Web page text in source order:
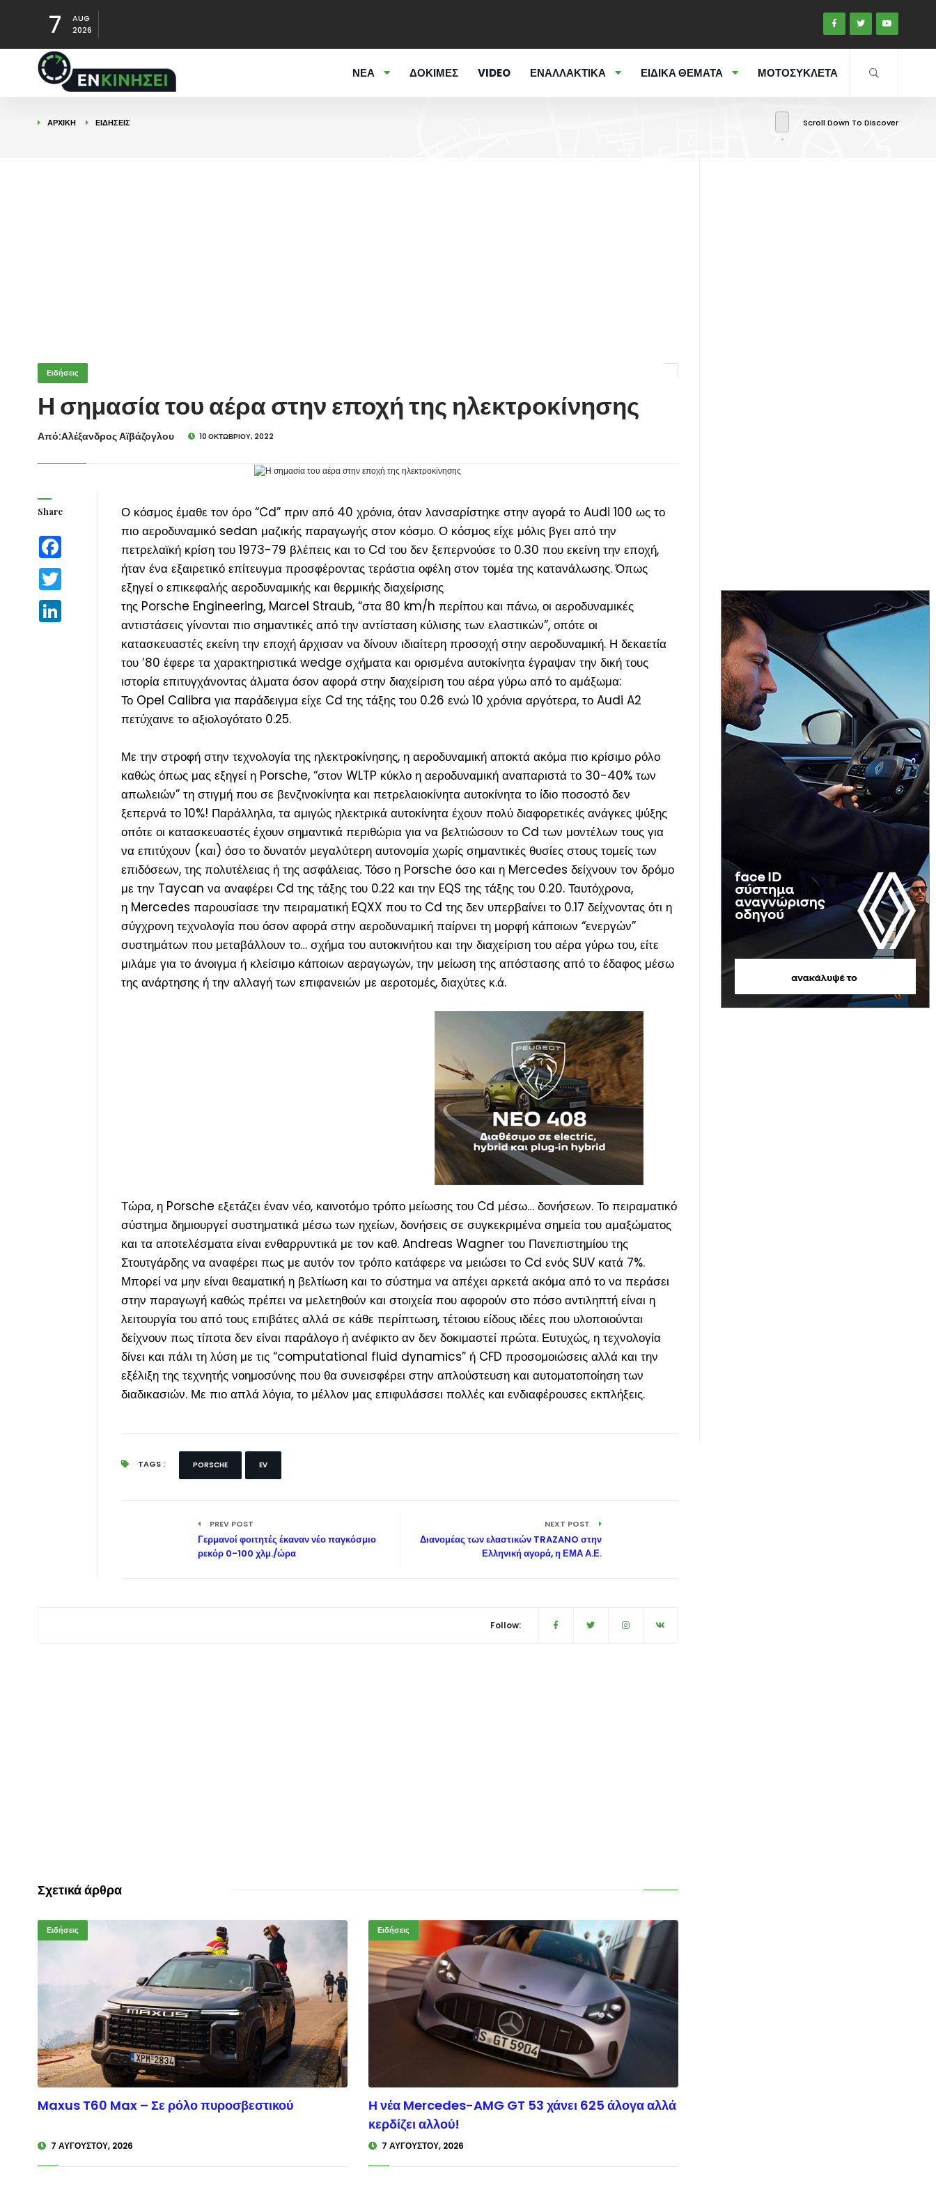
7
AUG
2026
ΝΕΑ ΔΟΚΙΜΕΣ VIDEO ΕΝΑΛΛΑΚΤΙΚΑ ΕΙΔΙΚΑ ΘΕΜΑΤΑ ΜΟΤΟΣΥΚΛΕΤΑ
ΑΡΧΙΚΉ ΕΙΔΉΣΕΙΣ Scroll Down To Discover
Ειδήσεις
Η σημασία του αέρα στην εποχή της ηλεκτροκίνησης
Από:Aλέξανδρος Αϊβάζογλου 10 ΟΚΤΩΒΡΊΟΥ, 2022
Share
Facebook
Twitter
LinkedIn
Ο κόσμος έμαθε τον όρο “Cd” πριν από 40 χρόνια, όταν λανσαρίστηκε στην αγορά το Audi 100 ως το
πιο αεροδυναμικό sedan μαζικής παραγωγής στον κόσμο. Ο κόσμος είχε μόλις βγει από την
πετρελαϊκή κρίση του 1973-79 βλέπεις και το Cd του δεν ξεπερνούσε το 0.30 που εκείνη την εποχή,
ήταν ένα εξαιρετικό επίτευγμα προσφέροντας τεράστια οφέλη στον τομέα της κατανάλωσης. Όπως
εξηγεί ο επικεφαλής αεροδυναμικής και θερμικής διαχείρισης
της Porsche Engineering, Marcel Straub, “στα 80 km/h περίπου και πάνω, οι αεροδυναμικές
αντιστάσεις γίνονται πιο σημαντικές από την αντίσταση κύλισης των ελαστικών”, οπότε οι
κατασκευαστές εκείνη την εποχή άρχισαν να δίνουν ιδιαίτερη προσοχή στην αεροδυναμική. Η δεκαετία
του ’80 έφερε τα χαρακτηριστικά wedge σχήματα και ορισμένα αυτοκίνητα έγραψαν την δική τους
ιστορία επιτυγχάνοντας άλματα όσον αφορά στην διαχείριση του αέρα γύρω από το αμάξωμα:
Το Opel Calibra για παράδειγμα είχε Cd της τάξης του 0.26 ενώ 10 χρόνια αργότερα, το Audi A2
πετύχαινε το αξιολογότατο 0.25.
Με την στροφή στην τεχνολογία της ηλεκτροκίνησης, η αεροδυναμική αποκτά ακόμα πιο κρίσιμο ρόλο
καθώς όπως μας εξηγεί η Porsche, “στον WLTP κύκλο η αεροδυναμική αναπαριστά το 30-40% των
απωλειών” τη στιγμή που σε βενζινοκίνητα και πετρελαιοκίνητα αυτοκίνητα το ίδιο ποσοστό δεν
ξεπερνά το 10%! Παράλληλα, τα αμιγώς ηλεκτρικά αυτοκίνητα έχουν πολύ διαφορετικές ανάγκες ψύξης
οπότε οι κατασκευαστές έχουν σημαντικά περιθώρια για να βελτιώσουν το Cd των μοντέλων τους για
να επιτύχουν (και) όσο το δυνατόν μεγαλύτερη αυτονομία χωρίς σημαντικές θυσίες στους τομείς των
επιδόσεων, της πολυτέλειας ή της ασφάλειας. Τόσο η Porsche όσο και η Mercedes δείχνουν τον δρόμο
με την Taycan να αναφέρει Cd της τάξης του 0.22 και την EQS της τάξης του 0.20. Ταυτόχρονα,
η Mercedes παρουσίασε την πειραματική EQXX που το Cd της δεν υπερβαίνει το 0.17 δείχνοντας ότι η
σύγχρονη τεχνολογία που όσον αφορά στην αεροδυναμική παίρνει τη μορφή κάποιων “ενεργών”
συστημάτων που μεταβάλλουν το… σχήμα του αυτοκινήτου και την διαχείριση του αέρα γύρω του, είτε
μιλάμε για το άνοιγμα ή κλείσιμο κάποιων αεραγωγών, την μείωση της απόστασης από το έδαφος μέσω
της ανάρτησης ή την αλλαγή των επιφανειών με αεροτομές, διαχύτες κ.ά.
Τώρα, η Porsche εξετάζει έναν νέο, καινοτόμο τρόπο μείωσης του Cd μέσω… δονήσεων. Το πειραματικό
σύστημα δημιουργεί συστηματικά μέσω των ηχείων, δονήσεις σε συγκεκριμένα σημεία του αμαξώματος
και τα αποτελέσματα είναι ενθαρρυντικά με τον καθ. Andreas Wagner του Πανεπιστημίου της
Στουτγάρδης να αναφέρει πως με αυτόν τον τρόπο κατάφερε να μειώσει το Cd ενός SUV κατά 7%.
Μπορεί να μην είναι θεαματική η βελτίωση και το σύστημα να απέχει αρκετά ακόμα από το να περάσει
στην παραγωγή καθώς πρέπει να μελετηθούν και στοιχεία που αφορούν στο πόσο αντιληπτή είναι η
λειτουργία του από τους επιβάτες αλλά σε κάθε περίπτωση, τέτοιου είδους ιδέες που υλοποιούνται
δείχνουν πως τίποτα δεν είναι παράλογο ή ανέφικτο αν δεν δοκιμαστεί πρώτα. Ευτυχώς, η τεχνολογία
δίνει και πάλι τη λύση με τις “computational fluid dynamics” ή CFD προσομοιώσεις αλλά και την
εξέλιξη της τεχνητής νοημοσύνης που θα συνεισφέρει στην απλούστευση και αυτοματοποίηση των
διαδικασιών. Με πιο απλά λόγια, το μέλλον μας επιφυλάσσει πολλές και ενδιαφέρουσες εκπλήξεις.
TAGS : PORSCHE EV
PREV POST
Γερμανοί φοιτητές έκαναν νέο παγκόσμιο
ρεκόρ 0-100 χλμ./ώρα
NEXT POST
Διανομέας των ελαστικών TRAZANO στην
Ελληνική αγορά, η ΕΜΑ Α.Ε.
Follow:
Σχετικά άρθρα
Ειδήσεις
© enkinisi.gr
Maxus T60 Max – Σε ρόλο πυροσβεστικού
7 ΑΥΓΟΎΣΤΟΥ, 2026
Ειδήσεις
© enkinisi.gr
Η νέα Mercedes-AMG GT 53 χάνει 625 άλογα αλλά
κερδίζει αλλού!
7 ΑΥΓΟΎΣΤΟΥ, 2026